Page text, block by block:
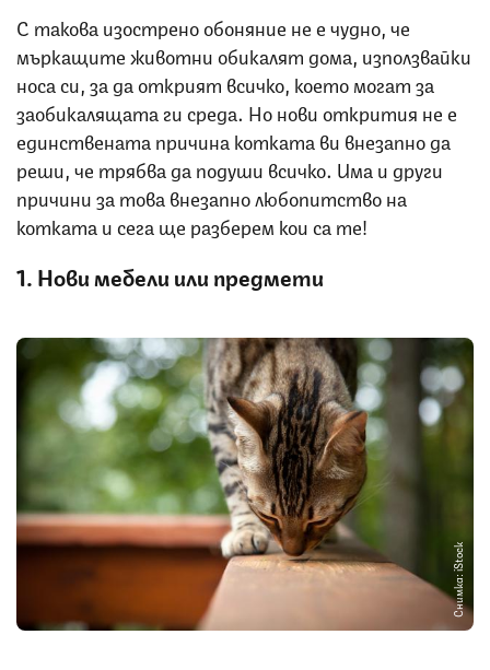
С такова изострено обоняние не е чудно, че
мъркащите животни обикалят дома, използвайки
носа си, за да открият всичко, което могат за
заобикалящата ги среда. Но нови открития не е
единствената причина котката ви внезапно да
реши, че трябва да подуши всичко. Има и други
причини за това внезапно любопитство на
котката и сега ще разберем кои са те!
1. Нови мебели или предмети
Снимка: iStock